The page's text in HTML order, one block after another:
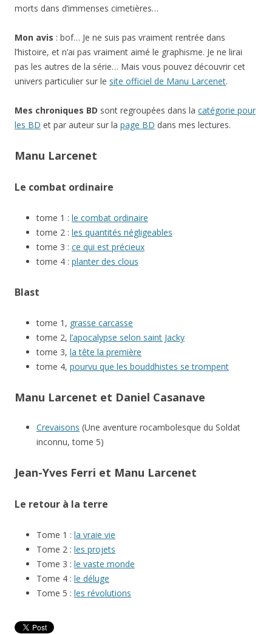
morts dans d’immenses cimetières…
Mon avis : bof… Je ne suis pas vraiment rentrée dans
l’histoire, et n’ai pas vraiment aimé le graphisme. Je ne lirai
pas les autres de la série… Mais vous pouvez découvrir cet
univers particulier sur le site officiel de Manu Larcenet.
Mes chroniques BD sont regroupées dans la catégorie pour
les BD et par auteur sur la page BD dans mes lectures.
Manu Larcenet
Le combat ordinaire
tome 1 : le combat ordinaire
tome 2 : les quantités négligeables
tome 3 : ce qui est précieux
tome 4 : planter des clous
Blast
tome 1, grasse carcasse
tome 2, l’apocalypse selon saint Jacky
tome 3, la tête la première
tome 4, pourvu que les bouddhistes se trompent
Manu Larcenet et Daniel Casanave
Crevaisons (Une aventure rocambolesque du Soldat
inconnu, tome 5)
Jean-Yves Ferri et Manu Larcenet
Le retour à la terre
Tome 1 : la vraie vie
Tome 2 : les projets
Tome 3 : le vaste monde
Tome 4 : le déluge
Tome 5 : les révolutions